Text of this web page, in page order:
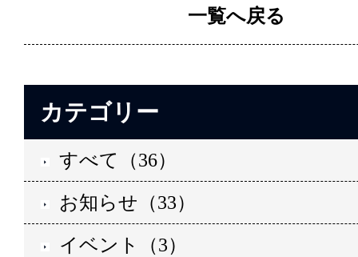
一覧へ戻る
カテゴリー
すべて（36）
お知らせ（33）
イベント（3）